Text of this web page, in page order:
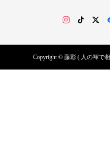
Copyright © 藤彩 ( 人の褌で